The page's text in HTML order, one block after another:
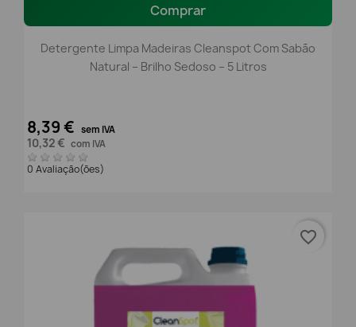
Comprar
Detergente Limpa Madeiras Cleanspot Com Sabão
Natural – Brilho Sedoso – 5 Litros
8,39 € sem IVA
10,32 € com IVA
0 Avaliação(ões)
favorite_border